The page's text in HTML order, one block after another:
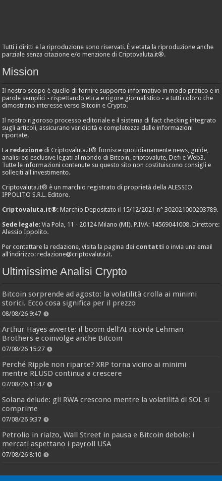
Tutti i diritti e la riproduzione sono riservati. È vietata la riproduzione anche
parziale senza citazione e/o menzione di Criptovaluta.it®.
Mission
Il nostro scopo è quello di fornire supporto informativo in modo pratico e in
parole semplici - rispettando etica e rigore giornalistico - a tutti coloro che
dimostrano interesse verso Bitcoin e Crypto.
Il nostro rigoroso processo editoriale e il sistema di fact checking integrato
sugli articoli, assicurano veridicità e completezza delle informazioni
riportate.
La redazione di Criptovaluta.it® fornisce quotidianamente news, guide,
analisi ed esclusive legati al mondo di Bitcoin, criptovalute, Defi e Web3.
Tutte le informazioni contenute su questo sito non costituiscono consigli e
solleciti all'investimento.
Criptovaluta.it® è un marchio registrato di proprietà della ALESSIO
IPPOLITO S.R.L. Editore.
Criptovaluta.it®: Marchio Depositato il 15/12/2021 n° 302021000203789.
Sede legale: Via Pola, 11 - 20124 Milano (MI). P.IVA: 14569041008. Direttore:
Alessio Ippolito.
Per contattare la redazione, visita la pagina dei contatti o invia una email
all'indirizzo:redazione@criptovaluta.it.
Ultimissime Analisi Crypto
Bitcoin sorprende ad agosto: la volatilità crolla ai minimi
storici. Ecco cosa significa per il prezzo
08/08/26 9:47
Arthur Hayes avverte: il boom dell’AI ricorda Lehman
Brothers e coinvolge anche Bitcoin
07/08/26 15:27
Perché Ripple non riparte? XRP torna vicino ai minimi
mentre RLUSD continua a crescere
07/08/26 11:47
Solana delude: gli RWA crescono mentre la volatilità di SOL si
comprime
07/08/26 9:37
Petrolio in rialzo, Wall Street in pausa e Bitcoin debole: i
mercati aspettano i payroll USA
07/08/26 8:10